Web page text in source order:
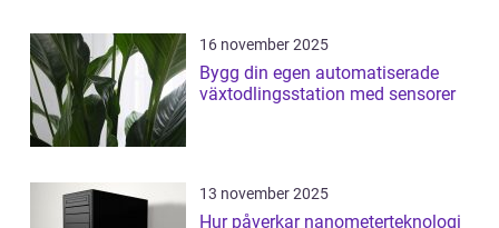
16 november 2025
Bygg din egen automatiserade
växtodlingsstation med sensorer
13 november 2025
Hur påverkar nanometerteknologi